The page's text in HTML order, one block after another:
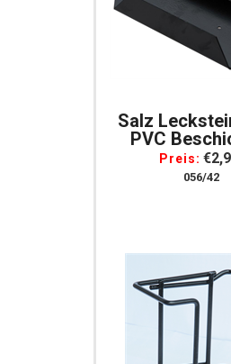
Salz
PVC
Preis:
056/42